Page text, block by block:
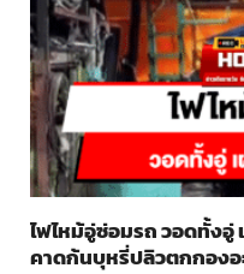
ไฟไหม้อู่ซ่อมรถ วอดทั้งอู่
คาดก้นบุหรี่ปลิวตกกองอ